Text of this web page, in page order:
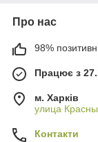
Про нас
98%
Працює з
м. Харків
улица
Контакти